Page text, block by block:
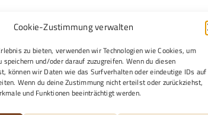
Cookie-Zustimmung verwalten
zu bieten, verwenden wir Technologien wie Cookies, um
speichern und/oder darauf zuzugreifen. Wenn du diesen
können wir Daten wie das Surfverhalten oder eindeutige IDs auf
Wenn du deine Zustimmung nicht erteilst oder zurückziehst,
und Funktionen beeinträchtigt werden.
erreichbar
Daher bieten wir Ihnen unseren 24-